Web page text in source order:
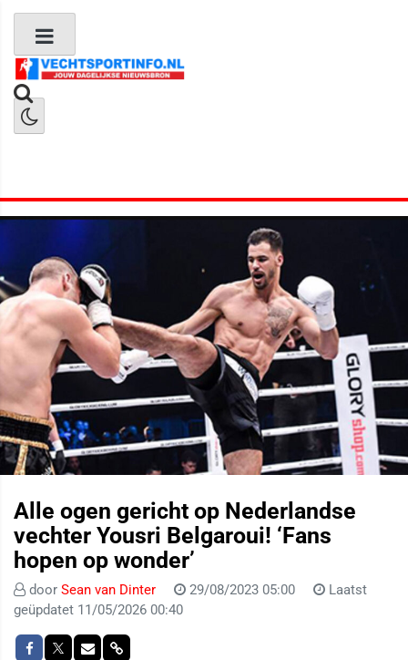
Alle ogen gericht op Nederlandse
vechter Yousri Belgaroui! ‘Fans
hopen op wonder’
door Sean van Dinter 29/08/2023 05:00
Laatst
geüpdatet 11/05/2026 00:40